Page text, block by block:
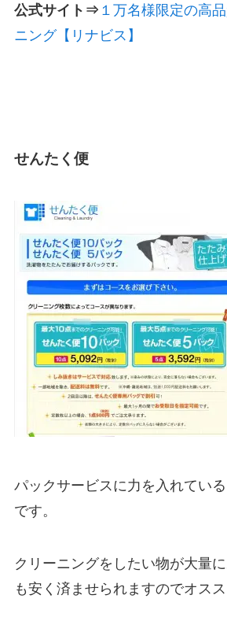
公式サイト⇒ １万名様限定の高
ニング【リナビス】
せんたく便
パックサービスに力を入れている
です。
クリーニングをしたい物が大量
も安く済ませられますのでオスス